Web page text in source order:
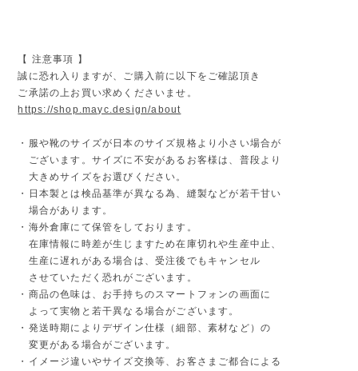
【 注意事項 】
誠に恐れ入りますが、ご購入前に以下をご確認頂き
ご承諾の上お買い求めくださいませ。
https://shop.mayc.design/about
・服や靴のサイズが日本のサイズ規格より小さい場合が
ございます。サイズに不安があるお客様は、普段より
大きめサイズをお選びください。
・日本製とは検品基準が異なる為、縫製などが若干甘い
場合があります。
・海外倉庫にて保管をしております。
在庫情報に時差が生じますため在庫切れや生産中止、
生産に遅れがある場合は、受注後でもキャンセル
させていただく恐れがございます。
・商品の色味は、お手持ちのスマートフォンの画面に
よって実物と若干異なる場合がございます。
・発送時期によりデザイン仕様（細部、素材など）の
変更がある場合がございます。
・イメージ違いやサイズ交換等、お客さまご都合による